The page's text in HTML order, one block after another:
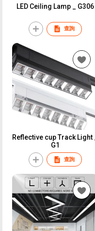
LED Ceiling Lamp _ G306
查詢
Reflective cup Track Light _
G1
查詢